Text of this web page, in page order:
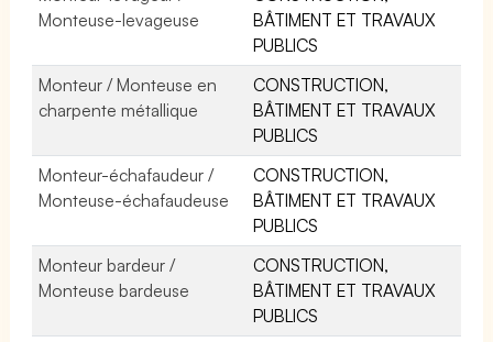
Monteuse-levageuse
BÂTIMENT ET TRAVAUX
PUBLICS
Monteur / Monteuse en
charpente métallique
CONSTRUCTION,
BÂTIMENT ET TRAVAUX
PUBLICS
Monteur-échafaudeur /
Monteuse-échafaudeuse
CONSTRUCTION,
BÂTIMENT ET TRAVAUX
PUBLICS
Monteur bardeur /
Monteuse bardeuse
CONSTRUCTION,
BÂTIMENT ET TRAVAUX
PUBLICS